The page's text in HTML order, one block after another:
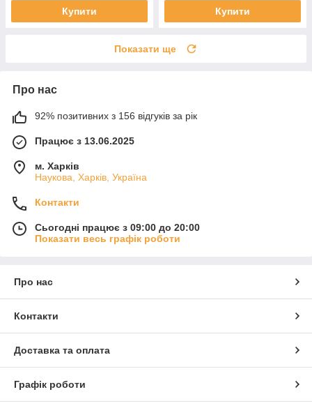
Купити Купити
Показати ще
Про нас
92% позитивних з 156 відгуків за рік
Працює з 13.06.2025
м. Харків
Наукова, Харків, Україна
Контакти
Сьогодні працює з 09:00 до 20:00
Показати весь графік роботи
Про нас
Контакти
Доставка та оплата
Графік роботи